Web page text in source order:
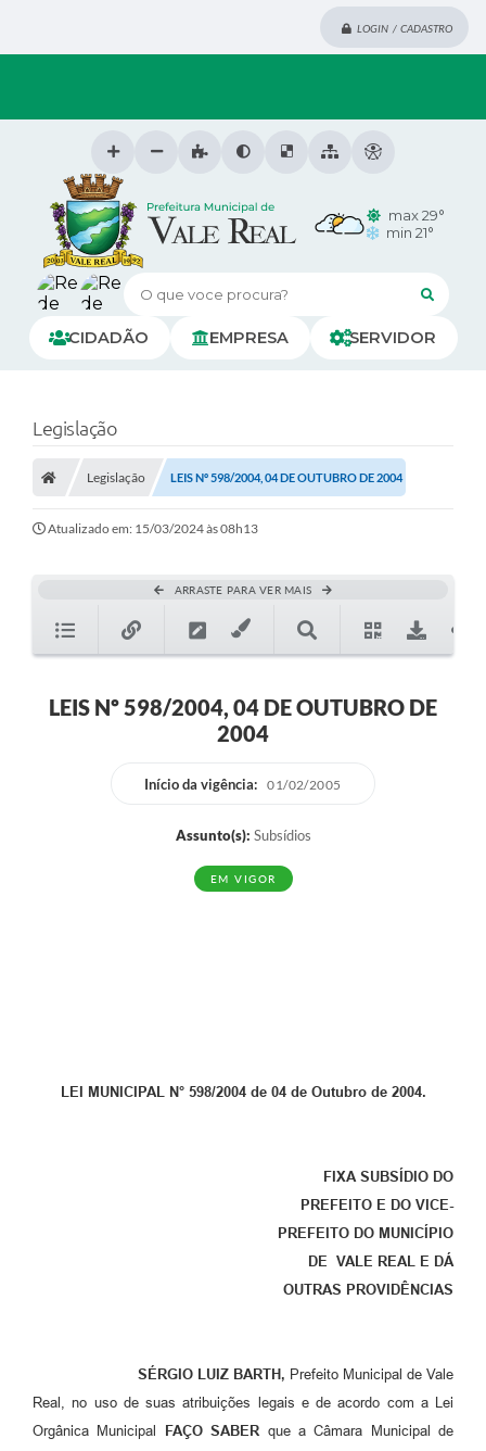
LOGIN / CADASTRO
O que voce procura?
CIDADÃO EMPRESA SERVIDOR
max 29°
min 21°
Legislação
Legislação LEIS Nº 598/2004, 04 DE OUTUBRO DE 2004
Atualizado em: 15/03/2024 às 08h13
ARRASTE PARA VER MAIS
LEIS Nº 598/2004, 04 DE OUTUBRO DE
2004
Início da vigência: 01/02/2005
Assunto(s): Subsídios
EM VIGOR
LEI MUNICIPAL N° 598/2004 de 04 de Outubro de 2004.
FIXA SUBSÍDIO DO
PREFEITO E DO VICE-
PREFEITO DO MUNICÍPIO
DE VALE REAL E DÁ
OUTRAS PROVIDÊNCIAS
SÉRGIO LUIZ BARTH, Prefeito Municipal de Vale
Real, no uso de suas atribuições legais e de acordo com a Lei
Orgânica Municipal
FAÇO SABER que a Câmara Municipal de